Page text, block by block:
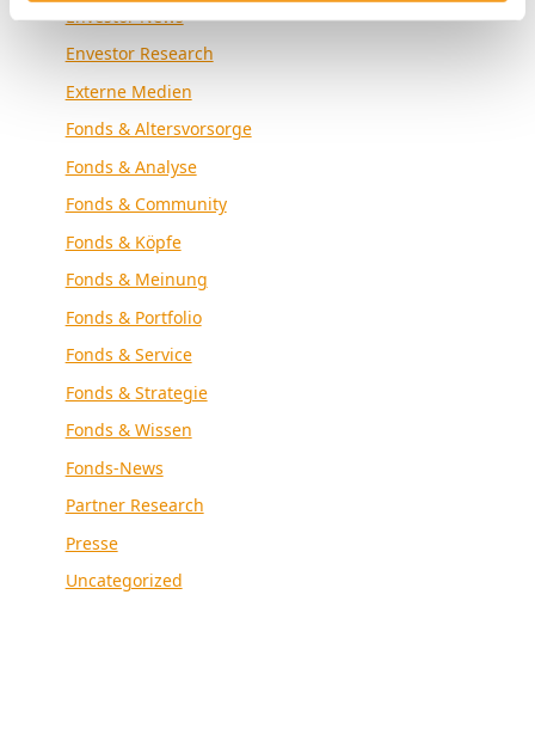
Envestor News
Envestor Research
Externe Medien
Fonds & Altersvorsorge
Fonds & Analyse
Fonds & Community
Fonds & Köpfe
Fonds & Meinung
Fonds & Portfolio
Fonds & Service
Fonds & Strategie
Fonds & Wissen
Fonds-News
Partner Research
Presse
Uncategorized